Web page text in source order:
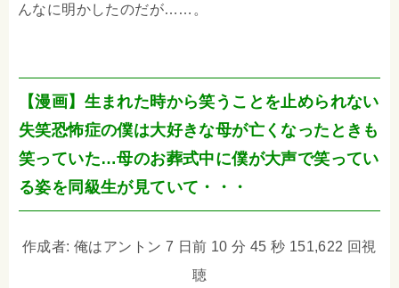
んなに明かしたのだが……。
【漫画】生まれた時から笑うことを止められない
失笑恐怖症の僕は大好きな母が亡くなったときも
笑っていた…母のお葬式中に僕が大声で笑ってい
る姿を同級生が見ていて・・・
作成者: 俺はアントン 7 日前 10 分 45 秒 151,622 回視
聴